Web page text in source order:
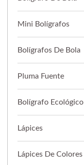
Mini Bolígrafos
Bolígrafos De Bola
Pluma Fuente
Bolígrafo Ecológico
Lápices
Lápices De Colores